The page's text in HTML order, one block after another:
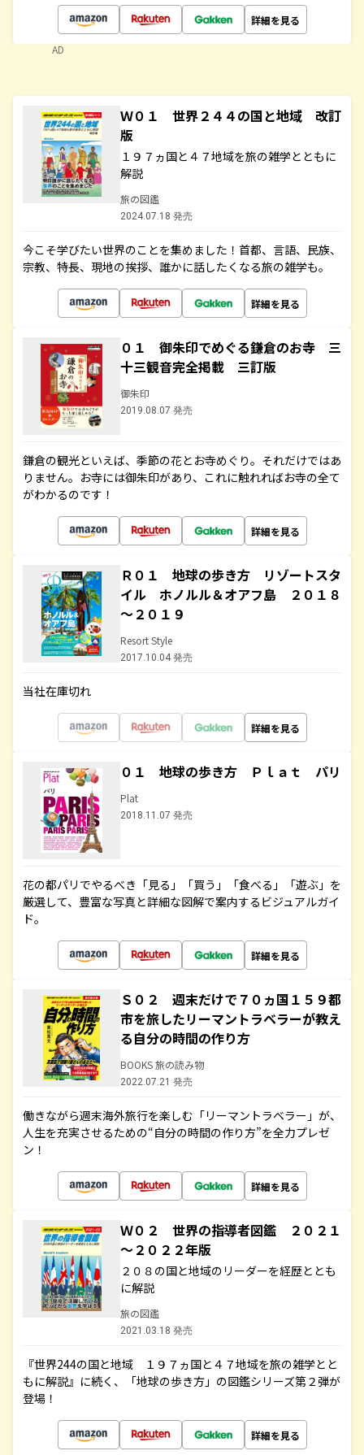
詳細を見る
AD
Ｗ０１ 世界２４４の国と地域 改訂
版
１９７ヵ国と４７地域を旅の雑学とともに
解説
旅の図鑑
2024.07.18 発売
今こそ学びたい世界のことを集めました！首都、言語、民族、
宗教、特長、現地の挨拶、誰かに話したくなる旅の雑学も。
詳細を見る
０１ 御朱印でめぐる鎌倉のお寺 三
十三観音完全掲載 三訂版
御朱印
2019.08.07 発売
鎌倉の観光といえば、季節の花とお寺めぐり。それだけではあ
りません。お寺には御朱印があり、これに触れればお寺の全て
がわかるのです！
詳細を見る
Ｒ０１ 地球の歩き方 リゾートスタ
イル ホノルル＆オアフ島 ２０１８
～２０１９
Resort Style
2017.10.04 発売
当社在庫切れ
詳細を見る
０１ 地球の歩き方 Ｐｌａｔ パリ
Plat
2018.11.07 発売
花の都パリでやるべき「見る」「買う」「食べる」「遊ぶ」を
厳選して、豊富な写真と詳細な図解で案内するビジュアルガイ
ド。
詳細を見る
Ｓ０２ 週末だけで７０ヵ国１５９都
市を旅したリーマントラベラーが教え
る自分の時間の作り方
BOOKS 旅の読み物
2022.07.21 発売
働きながら週末海外旅行を楽しむ「リーマントラベラー」が、
人生を充実させるための“自分の時間の作り方”を全力プレゼ
ン！
詳細を見る
Ｗ０２ 世界の指導者図鑑 ２０２１
～２０２２年版
２０８の国と地域のリーダーを経歴ととも
に解説
旅の図鑑
2021.03.18 発売
『世界244の国と地域 １９７ヵ国と４７地域を旅の雑学とと
もに解説』に続く、「地球の歩き方」の図鑑シリーズ第２弾が
登場！
詳細を見る